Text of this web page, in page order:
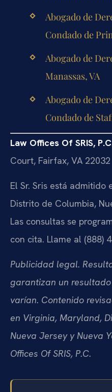
Abogado de
Condado de
Abogado de
Manassas, VA
Abogado de
Condado de
Law Offices Of SRIS,
Court, Fairfax, VA
El Sr. Sris está admitido
Distrito de Columbia,
Las consultas se
con cita. Llame al (888)
Publicidad legal.
garantizan un
varían. Contenido
en Virginia, Maryland,
Nueva Jersey y Nueva
Offices Of SRIS, P.C.